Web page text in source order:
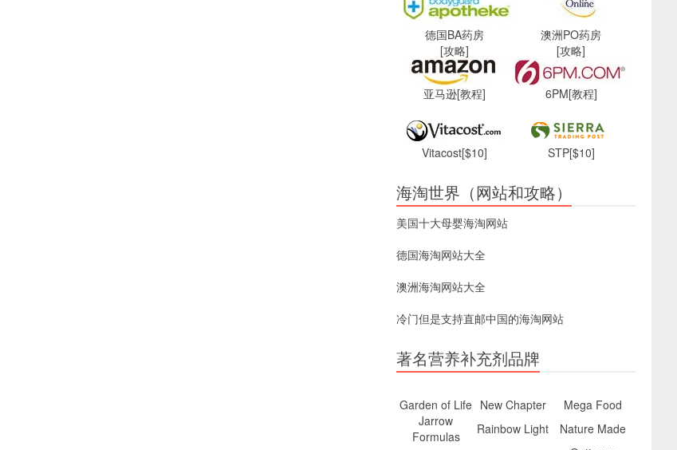
德国BA药房
[攻略]
澳洲PO药房
[攻略]
亚马逊[教程] 6PM[教程]
Vitacost[$10] STP[$10]
海淘世界（网站和攻略）
美国十大母婴海淘网站
德国海淘网站大全
澳洲海淘网站大全
冷门但是支持直邮中国的海淘网站
著名营养补充剂品牌
Garden of Life New Chapter
Mega Food
Jarrow
Formulas
Rainbow Light
Nature Made